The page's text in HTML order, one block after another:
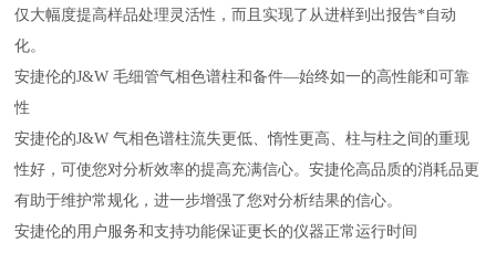
仅大幅度提高样品处理灵活性，而且实现了从进样到出报告*自动
化。
安捷伦的J&W 毛细管气相色谱柱和备件—始终如一的高性能和可靠
性
安捷伦的J&W 气相色谱柱流失更低、惰性更高、柱与柱之间的重现
性好，可使您对分析效率的提高充满信心。安捷伦高品质的消耗品更
有助于维护常规化，进一步增强了您对分析结果的信心。
安捷伦的用户服务和支持功能保证更长的仪器正常运行时间